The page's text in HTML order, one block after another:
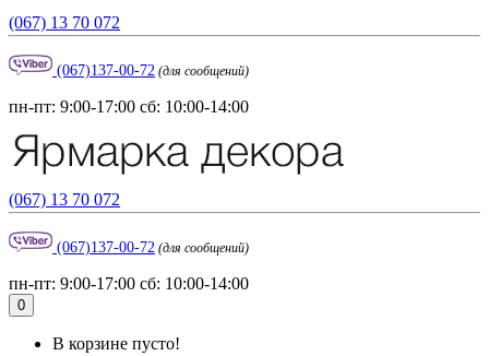
(067) 13 70 072
(067)137-00-72 (для сообщений)
пн-пт: 9:00-17:00 сб: 10:00-14:00
(067) 13 70 072
(067)137-00-72 (для сообщений)
пн-пт: 9:00-17:00 сб: 10:00-14:00
0
В корзине пусто!